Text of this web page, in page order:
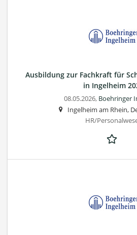
Ausbildung zur Fachkraft für
in Ingelheim
08.05.2026, Boehringer
Ingelheim am Rhein,
HR/